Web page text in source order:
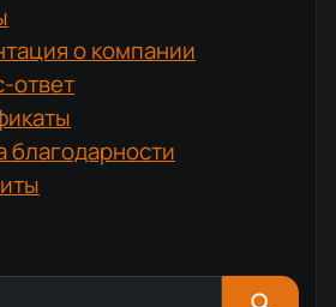
о компании
ответ
благодарности